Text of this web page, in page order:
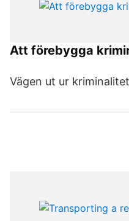
Att förebygga
Vägen ut ur